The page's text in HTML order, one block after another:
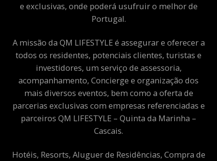
e exclusivas, onde poderá usufruir o melhor de
Portugal.
A missão da QM LIFESTYLE é assegurar e oferecer a
todos os residentes, potenciais clientes, turistas e
investidores, um serviço de assessoria,
acompanhamento, Concierge e organização dos
mais diversos eventos, bem como a oferta de
parcerias exclusivas com empresas referenciadas e
parceiros QM LIFESTYLE – Quinta da Marinha –
Cascais.
Hotéis, Resorts, Aluguer de Residências, Compra de